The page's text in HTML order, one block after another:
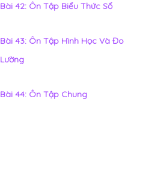
Bài 42: Ôn Tập Biểu Thức Số
Bài 43: Ôn Tập Hình Học Và Đo
Lường
Bài 44: Ôn Tập Chung